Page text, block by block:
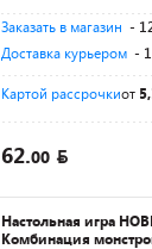
Заказать в магазин -
Доставка курьером -
Картой рассрочкиот
62.00
Настольная игра
Комбинация